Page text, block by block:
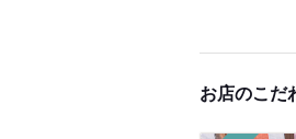
お店のこだ